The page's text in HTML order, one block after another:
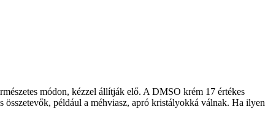
módon, kézzel állítják elő. A DMSO krém 17 értékes
például a méhviasz, apró kristályokká válnak. Ha ilyen